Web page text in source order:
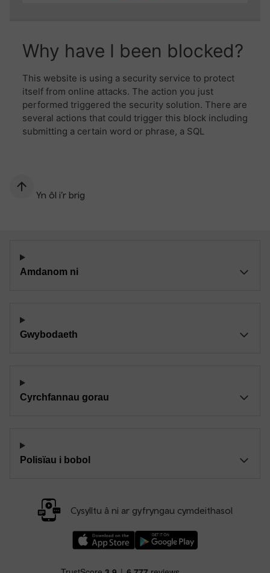
Yn ôl i’r brig
Amdanom ni
Gwybodaeth
Cyrchfannau gorau
Polisïau i bobol
Cysylltu â ni ar gyfryngau cymdeithasol